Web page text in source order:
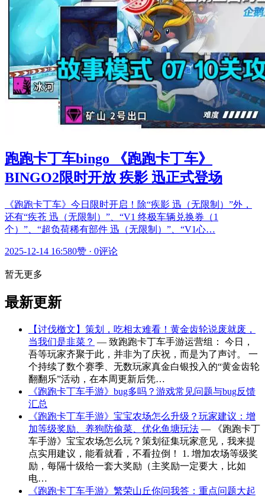
跑跑卡丁车bingo 《跑跑卡丁车》
BINGO2限时开放 疾影 迅正式登场
《跑跑卡丁车》今日限时开启！除“疾影 迅（无限制）”外，
还有“疾苍 迅（无限制）”、“V1 终极车辆兑换券（1
个）”、“超负荷稀有部件 迅（无限制）”、“V1心…
2025-12-14 16:580赞 · 0评论
暂无更多
最新更新
【讨伐檄文】策划，吃相太难看！黄金齿轮说废就废，
当我们是韭菜？ — 致跑跑卡丁车手游运营组： 今日，
吾等玩家齐聚于此，并非为了庆祝，而是为了声讨。 一
个持续了数个赛季、无数玩家真金白银投入的“黄金齿轮
翻翻乐”活动，在本周更新后凭…
《跑跑卡丁车手游》bug多吗？游戏常见问题与bug反馈
汇总
《跑跑卡丁车手游》宝宝农场怎么升级？玩家建议：增
加等级奖励、养狗防偷菜、优化鱼塘玩法 — 《跑跑卡丁
车手游》宝宝农场怎么玩？策划征集玩家意见，我来提
点实用建议，能看就看，不看拉倒！ 1. 增加农场等级奖
励，每隔十级给一套大奖励（主奖励一定要大，比如
电…
《跑跑卡丁车手游》繁荣山丘你问我答：重点问题大起